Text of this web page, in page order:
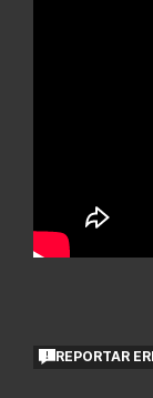
REPORTAR